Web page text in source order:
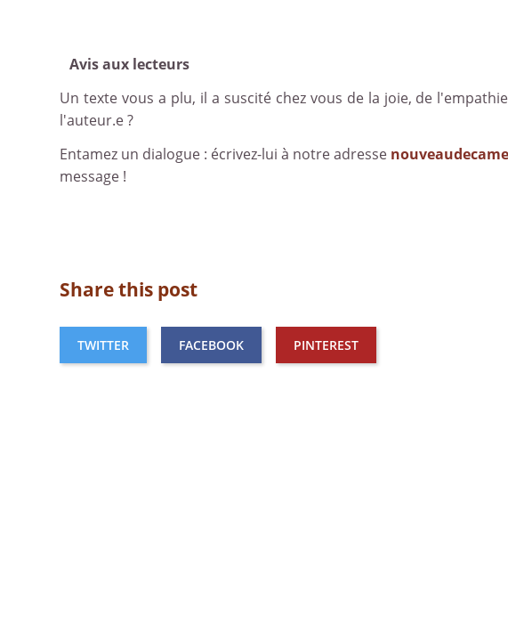
Avis aux lecteurs
Un texte vous a plu, il a suscité chez vous de la joie, de
l'auteur.e ?
Entamez un dialogue : écrivez-lui à notre adresse
message !
Share this post
TWITTER FACEBOOK PINTEREST